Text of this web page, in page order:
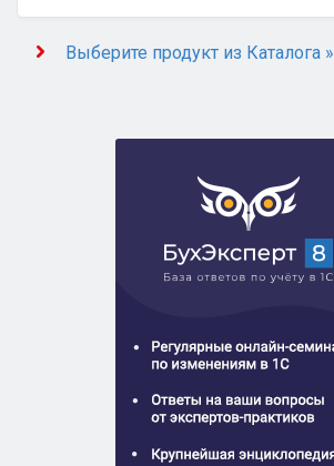
Выберите продукт из Каталога »